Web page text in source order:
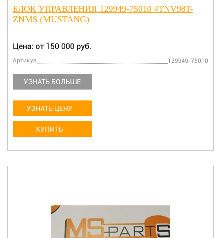
БЛОК УПРАВЛЕНИЯ 129949-75010 4TNV98T-
ZNMS (MUSTANG)
Цена: от 150 000 руб.
Артикул 129949-75010
УЗНАТЬ БОЛЬШЕ
УЗНАТЬ ЦЕНУ
КУПИТЬ